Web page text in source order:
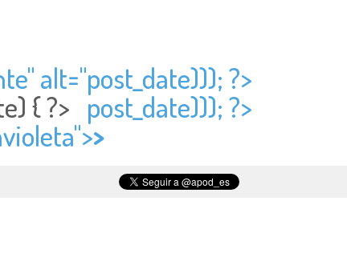
alt="post_date))); ?>
{ ?> post_date))); ?>
>